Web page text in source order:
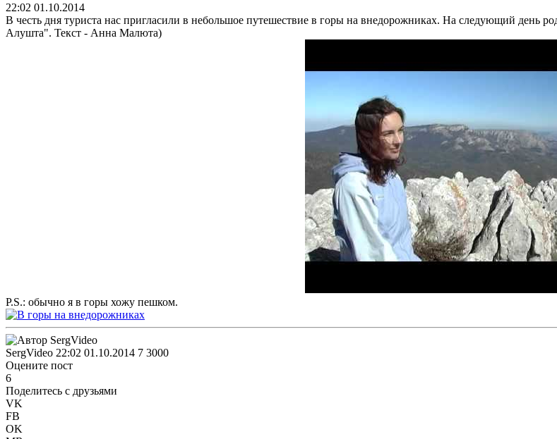
22:02 01.10.2014
В честь дня туриста нас пригласили в небольшое путешествие в горы на внедорожниках. На следующий день
Алушта". Текст - Анна Малюта)
P.S.: обычно я в горы хожу пешком.
SergVideo 22:02 01.10.2014 7 3000
Оцените пост
6
Поделитесь с друзьями
VK
FB
OK